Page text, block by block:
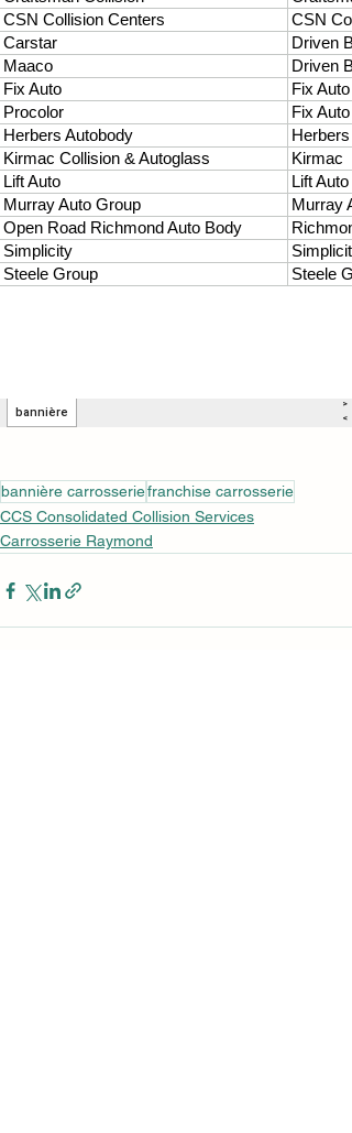
bannière carrosseriefranchise carrosserie
CCS Consolidated Collision Services
Carrosserie Raymond